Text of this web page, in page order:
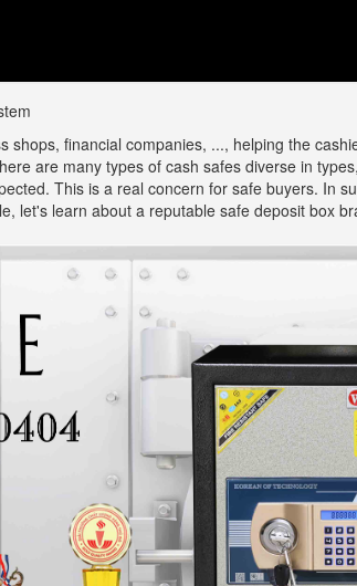
financial companies, ..., helping the
are many types of cash safes diverse in
This is a real concern for safe buyers. In
let's learn about a reputable safe deposit box